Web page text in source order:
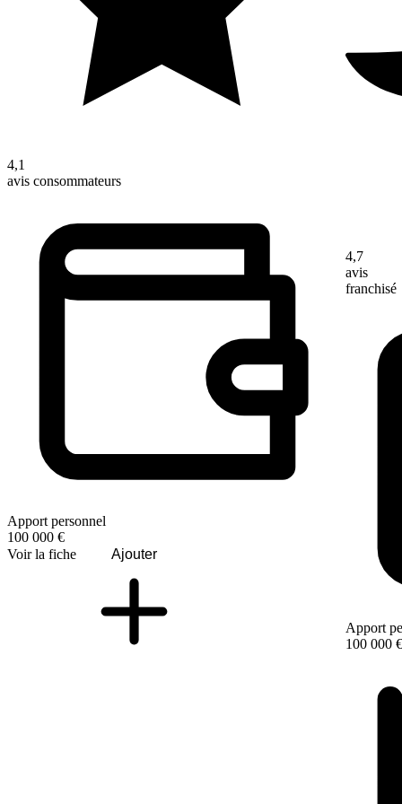
4,1
avis consommateurs
Apport personnel
100 000 €
Voir la fiche
Ajouter
4,7
avis
franchisé
Apport
100 000 €